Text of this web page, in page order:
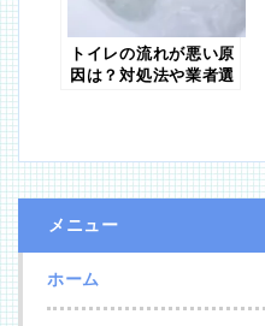
トイレの流れが悪い原
因は？対処法や業者選
メニュー
ホーム